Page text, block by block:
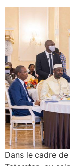
Dans le cadre